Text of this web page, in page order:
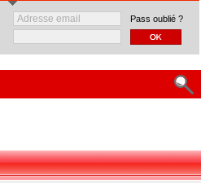
Pass oublié ?